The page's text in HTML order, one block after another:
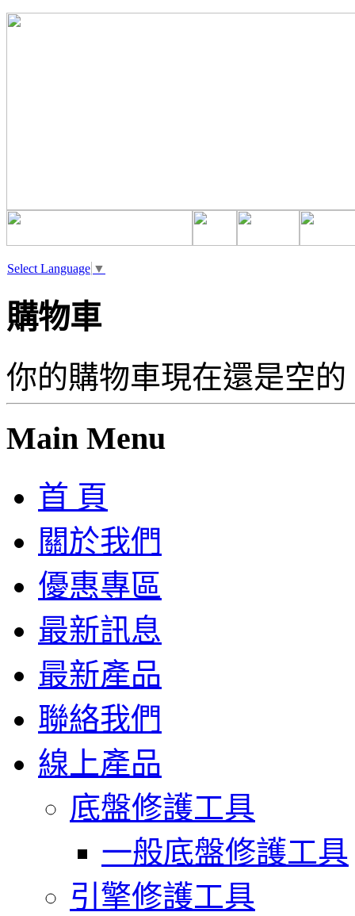
Select Language ▼
購物車
你的購物車現在還是空的
Main Menu
首 頁
關於我們
優惠專區
最新訊息
最新產品
聯絡我們
線上產品
底盤修護工具
一般底盤修護工具
引擎修護工具